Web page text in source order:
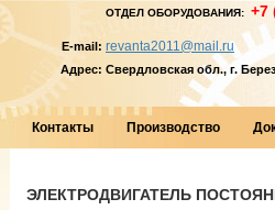
ОТДЕЛ ОБОРУДОВАНИЯ: +7
E-mail: revanta2011@mail.ru
Адрес: Свердловская обл., г.
Контакты Производство
ЭЛЕКТРОДВИГАТЕЛЬ